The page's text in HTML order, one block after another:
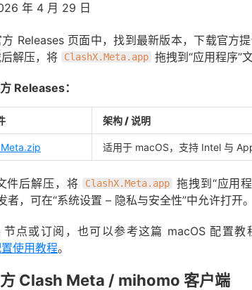
年 4 月 29 日
Releases 页面中，找到最新版本，下载官方
解压，将 ClashX.Meta.app 拖拽到“应用程序”
Releases：
架构 / 说明
适用于 macOS，支持 Intel 与
件后解压，将 ClashX.Meta.app
拖拽到“应用
，可在“系统设置 – 隐私与安全性”中允许打开。
点或订阅，也可以参考这篇 macOS 配置教
使用教程。
Clash Meta / mihomo 客户端